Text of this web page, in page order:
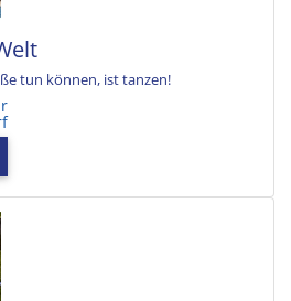
tun können, ist tanzen!